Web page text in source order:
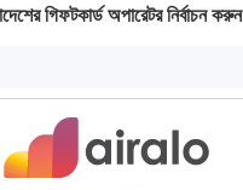
গিফটকার্ড অপারেটর নির্বাচন করুন